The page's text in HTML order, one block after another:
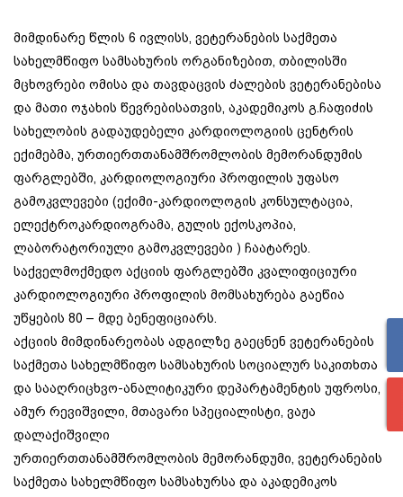
მიმდინარე წლის 6 ივლისს, ვეტერანების საქმეთა
სახელმწიფო სამსახურის ორგანიზებით, თბილისში
მცხოვრები ომისა და თავდაცვის ძალების ვეტერანებისა
და მათი ოჯახის წევრებისათვის, აკადემიკოს გ.ჩაფიძის
სახელობის გადაუდებელი კარდიოლოგიის ცენტრის
ექიმებმა, ურთიერთთანამშრომლობის მემორანდუმის
ფარგლებში, კარდიოლოგიური პროფილის უფასო
გამოკვლევები (ექიმი-კარდიოლოგის კონსულტაცია,
ელექტროკარდიოგრამა, გულის ექოსკოპია,
ლაბორატორიული გამოკვლევები ) ჩაატარეს.
საქველმოქმედო აქციის ფარგლებში კვალიფიციური
კარდიოლოგიური პროფილის მომსახურება გაეწია
უწყების 80 – მდე ბენეფიციარს.
აქციის მიმდინარეობას ადგილზე გაეცნენ ვეტერანების
საქმეთა სახელმწიფო სამსახურის სოციალურ საკითხთა
და სააღრიცხვო-ანალიტიკური დეპარტამენტის უფროსი,
ამურ რევიშვილი, მთავარი სპეციალისტი, ვაჟა
დალაქიშვილი
ურთიერთთანამშრომლობის მემორანდუმი, ვეტერანების
საქმეთა სახელმწიფო სამსახურსა და აკადემიკოს